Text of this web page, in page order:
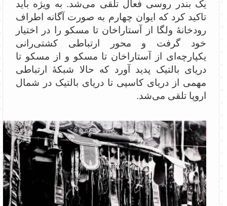
یک بندر روسی فعال تلقی می‌شد. به ویژه باید
تاکید کرد که ایوان چهارم به صورت آگانه اطراف
رودخانۀ ولگا از آستاراخان تا مسکو را در اختیار
خود گرفت و محور ارتباطی کشتی‌رانی
یکپارچه‌ای از آستاراخان تا مسکو و از مسکو تا
دریای بالتیک پدید آورد که حالا شبکۀ ارتباطی
مهمی از دریای کاسپی تا دریای بالتیک در شمال
اروپا تلقی می‌شد.